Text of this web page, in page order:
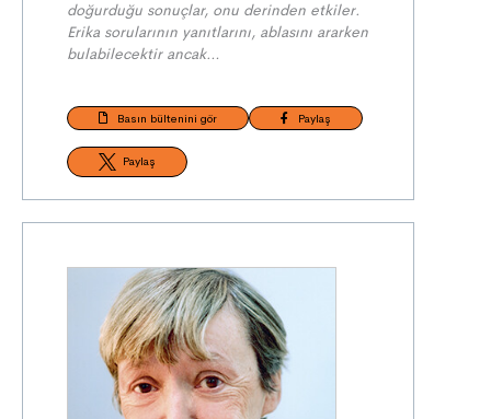
doğurduğu sonuçlar, onu derinden etkiler.
Erika sorularının yanıtlarını, ablasını ararken
bulabilecektir ancak…
Basın bültenini gör Paylaş
Paylaş